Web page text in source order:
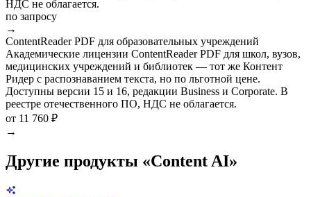
НДС не облагается.
по запросу
→
ContentReader PDF для образовательных учреждений
Академические лицензии ContentReader PDF для школ, вузов,
медицинских учреждений и библиотек — тот же Контент
Ридер с распознаванием текста, но по льготной цене.
Доступны версии 15 и 16, редакции Business и Corporate. В
реестре отечественного ПО, НДС не облагается.
от 11 760 ₽
→
Другие продукты «Content AI»